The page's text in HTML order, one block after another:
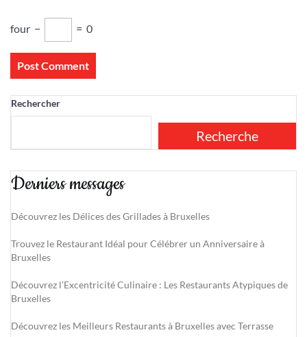
four − = 0
Rechercher
Recherche
Derniers messages
Découvrez les Délices des Grillades à Bruxelles
Trouvez le Restaurant Idéal pour Célébrer un Anniversaire à
Bruxelles
Découvrez l’Excentricité Culinaire : Les Restaurants Atypiques de
Bruxelles
Découvrez les Meilleurs Restaurants à Bruxelles avec Terrasse